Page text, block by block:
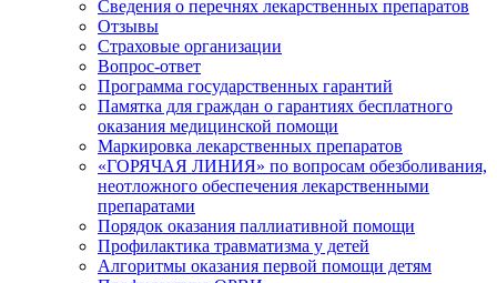
Сведения о перечнях лекарственных препаратов
Отзывы
Страховые организации
Вопрос-ответ
Программа государственных гарантий
Памятка для граждан о гарантиях бесплатного
оказания медицинской помощи
Маркировка лекарственных препаратов
«ГОРЯЧАЯ ЛИНИЯ» по вопросам обезболивания,
неотложного обеспечения лекарственными
препаратами
Порядок оказания паллиативной помощи
Профилактика травматизма у детей
Алгоритмы оказания первой помощи детям